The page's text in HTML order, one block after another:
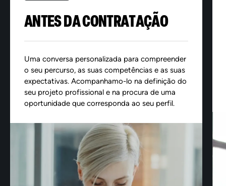
ANTES DA CONTRATAÇÃO
Uma conversa personalizada para compreender
o seu percurso, as suas competências e as suas
expectativas. Acompanhamo-lo na definição do
seu projeto profissional e na procura de uma
oportunidade que corresponda ao seu perfil.